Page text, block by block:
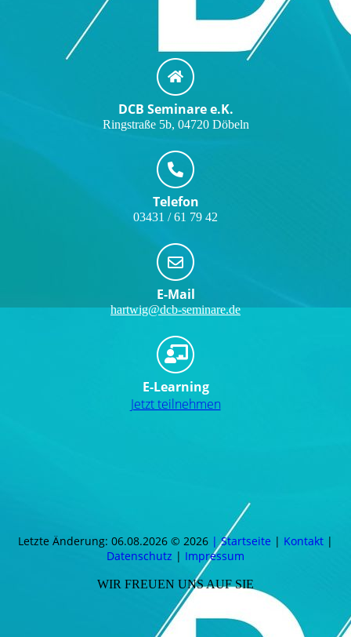
DCB Seminare e.K.
Ringstraße 5b, 04720 Döbeln
Telefon
03431 / 61 79 42
E-Mail
hartwig@dcb-seminare.de
E-Learning
Jetzt teilnehmen
Letzte Änderung: 06.08.2026 © 2026 | Startseite | Kontakt |
Daten­schutz | Impressum
WIR FREUEN UNS AUF SIE